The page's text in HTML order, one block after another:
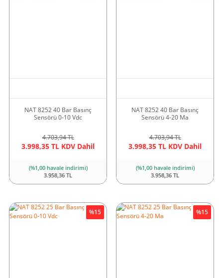
NAT 8252 40 Bar Basınç
Sensörü 0-10 Vdc
4.703,94 TL
3.998,35 TL KDV Dahil
(%1,00 havale indirimi)
3.958,36 TL
NAT 8252 40 Bar Basınç
Sensörü 4-20 Ma
4.703,94 TL
3.998,35 TL KDV Dahil
(%1,00 havale indirimi)
3.958,36 TL
%15 %15